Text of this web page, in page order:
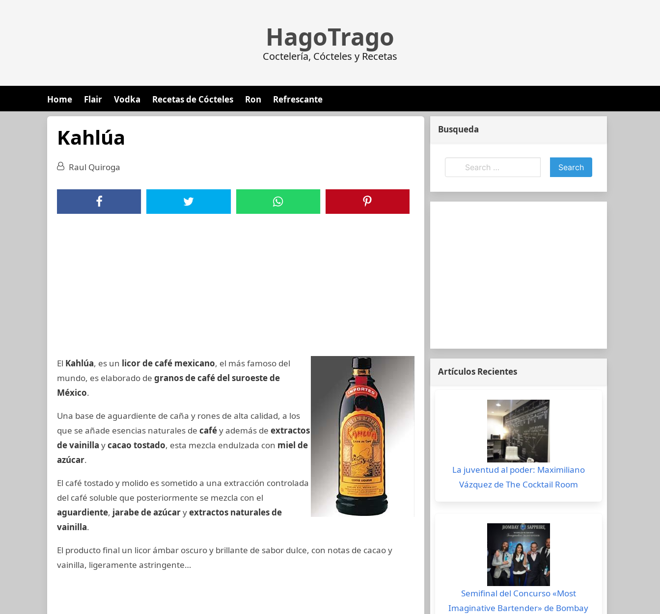
HagoTrago
Coctelería, Cócteles y Recetas
Home Flair Vodka Recetas de Cócteles Ron Refrescante
Kahlúa
Raul Quiroga
El Kahlúa, es un licor de café mexicano, el más famoso del
mundo, es elaborado de granos de café del suroeste de
México.
Una base de aguardiente de caña y rones de alta calidad, a los
que se añade esencias naturales de caféy además de extractos
de vainilla ycacao tostado, esta mezcla endulzada con miel de
azúcar.
El café tostado y molido es sometido a una extracción controlada
del café soluble que posteriormente se mezcla con el
aguardiente, jarabe de azúcaryextractos naturales de
vainilla.
El producto final un licor ámbar oscuro y brillante de sabor dulce, con notas de cacao y
vainilla, ligeramente astringente…
Busqueda
Artículos Recientes
La juventud al poder: Maximiliano
Vázquez de The Cocktail Room
Semifinal del Concurso «Most
Imaginative Bartender» de Bombay